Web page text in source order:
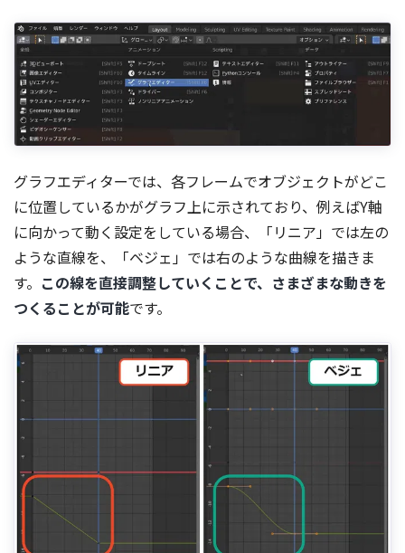
グラフエディターでは、各フレームでオブジェクトがどこ
に位置しているかがグラフ上に示されており、例えばY軸
に向かって動く設定をしている場合、「リニア」では左の
ような直線を、「ベジェ」では右のような曲線を描きま
す。 この線を直接調整していくことで、さまざまな動きを
つくることが可能です。